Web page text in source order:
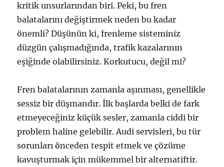
kritik unsurlarından biri. Peki, bu fren
balatalarını değiştirmek neden bu kadar
önemli? Düşünün ki, frenleme sisteminiz
düzgün çalışmadığında, trafik kazalarının
eşiğinde olabilirsiniz. Korkutucu, değil mi?
Fren balatalarının zamanla aşınması, genellikle
sessiz bir düşmandır. İlk başlarda belki de fark
etmeyeceğiniz küçük sesler, zamanla ciddi bir
problem haline gelebilir. Audi servisleri, bu tür
sorunları önceden tespit etmek ve çözüme
kavuşturmak için mükemmel bir alternatiftir.